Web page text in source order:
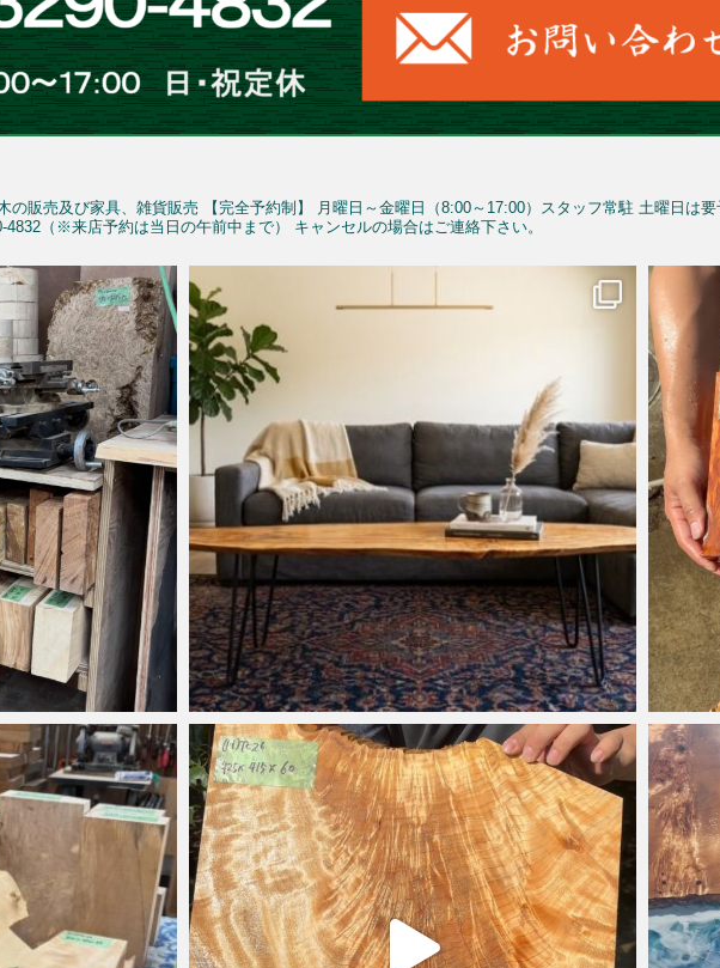
の販売及び家具、雑貨販売 【完全予約制】 月曜日～金曜日（8:00～17:00）スタッフ常駐 土曜日は要
4832（※来店予約は当日の午前中まで） キャンセルの場合はご連絡下さい。